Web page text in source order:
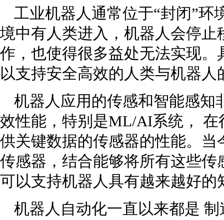
工业机器人通常位于“封闭”环
境中有人类进入，机器人会停
作，也使得很多益处无法实现
以支持安全高效的人类与机器人
机器人应用的传感和智能感知
效性能，特别是ML/AI系统，
供关键数据的传感器的性能。
传感器，结合能够将所有这些
可以支持机器人具有越来越好的
机器人自动化一直以来都是